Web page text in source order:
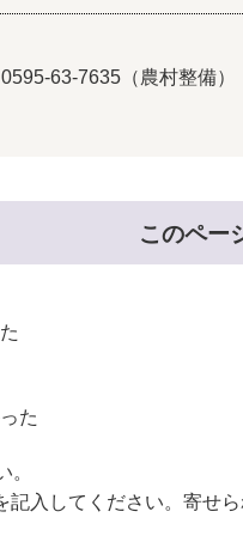
63-7635（農村整備）
このペー
た
。
入してください。寄せ